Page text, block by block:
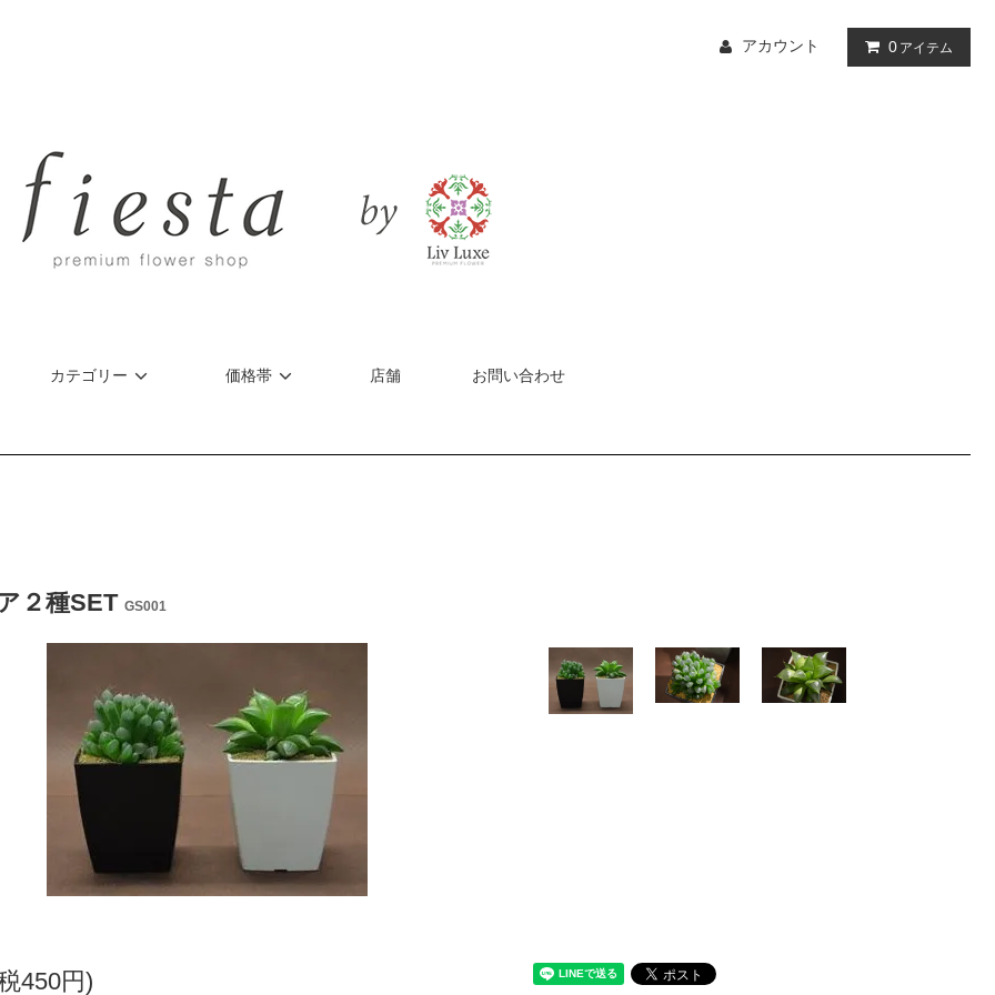
アカウント 0 アイテム
カテゴリー 価格帯 店舗 お問い合わせ
２種SET GS001
450円)